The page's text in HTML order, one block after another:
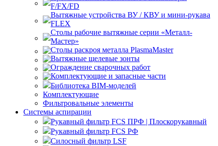
F/FX/FD
Вытяжные устройства ВУ / КВУ и мини-рукава
FLEX
Столы рабочие вытяжные серии «Металл-
Мастер»
Столы раскроя металла PlasmaMaster
Вытяжные щелевые зонты
Ограждение сварочных работ
Комплектующие и запасные части
Библиотека BIM-моделей
Комплектующие
Фильтровальные элементы
Системы аспирации
Рукавный фильтр FCS ПРФ | Плоскорукавный
Рукавный фильтр FCS РФ
Силосный фильтр LSF